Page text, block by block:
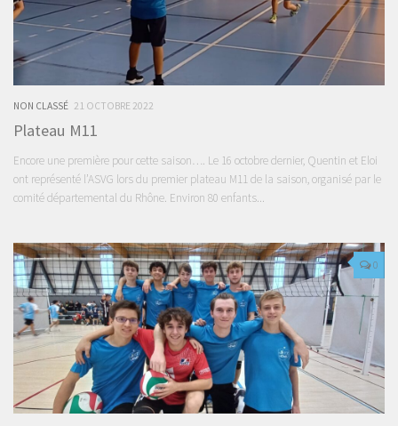
NON CLASSÉ 21 OCTOBRE 2022
Plateau M11
Encore une première pour cette saison…. Le 16 octobre dernier, Quentin et Eloi
ont représenté l’ASVG lors du premier plateau M11 de la saison, organisé par le
comité départemental du Rhône. Environ 80 enfants...
0